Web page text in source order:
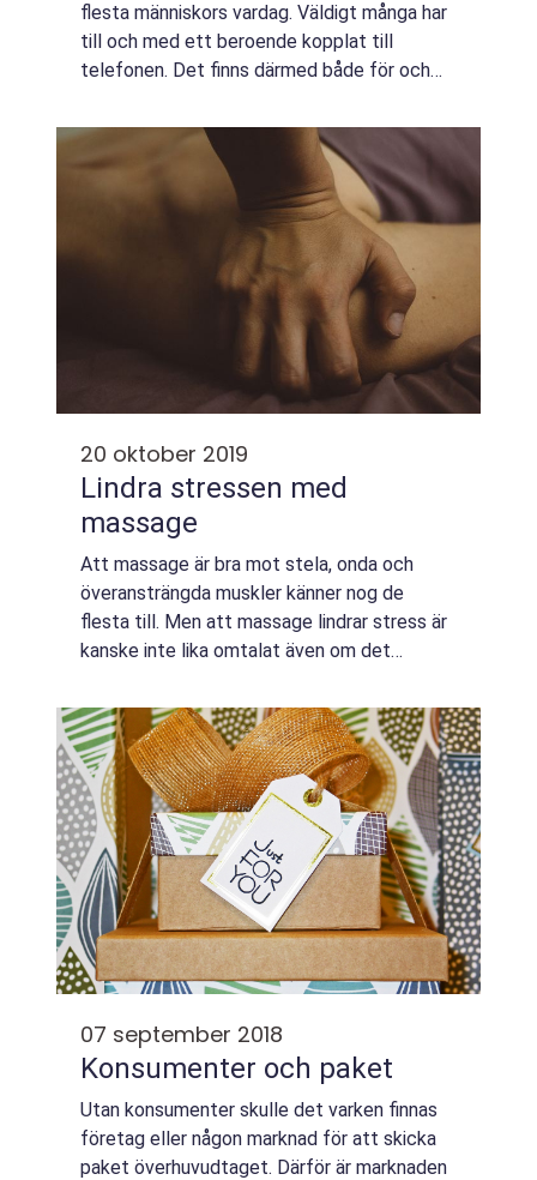
flesta människors vardag. Väldigt många har
till och med ett beroende kopplat till
telefonen. Det finns därmed både för och
20 oktober 2019
Lindra stressen med
massage
Att massage är bra mot stela, onda och
överansträngda muskler känner nog de
flesta till. Men att massage lindrar stress är
kanske inte lika omtalat även om det
07 september 2018
Konsumenter och paket
Utan konsumenter skulle det varken finnas
företag eller någon marknad för att skicka
paket överhuvudtaget. Därför är marknaden